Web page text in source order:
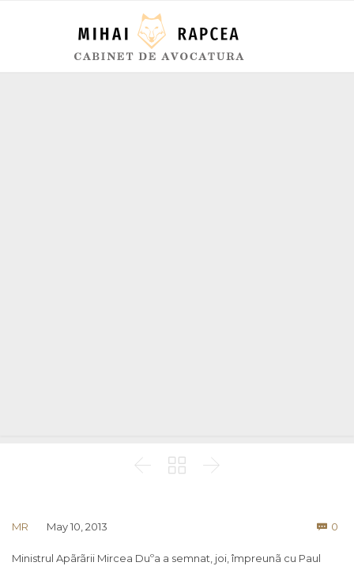
  
MR May 10, 2013  0
Ministrul Apãrãrii Mircea Duºa a semnat, joi, împreunã cu Paul